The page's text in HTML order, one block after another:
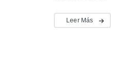
Leer Más